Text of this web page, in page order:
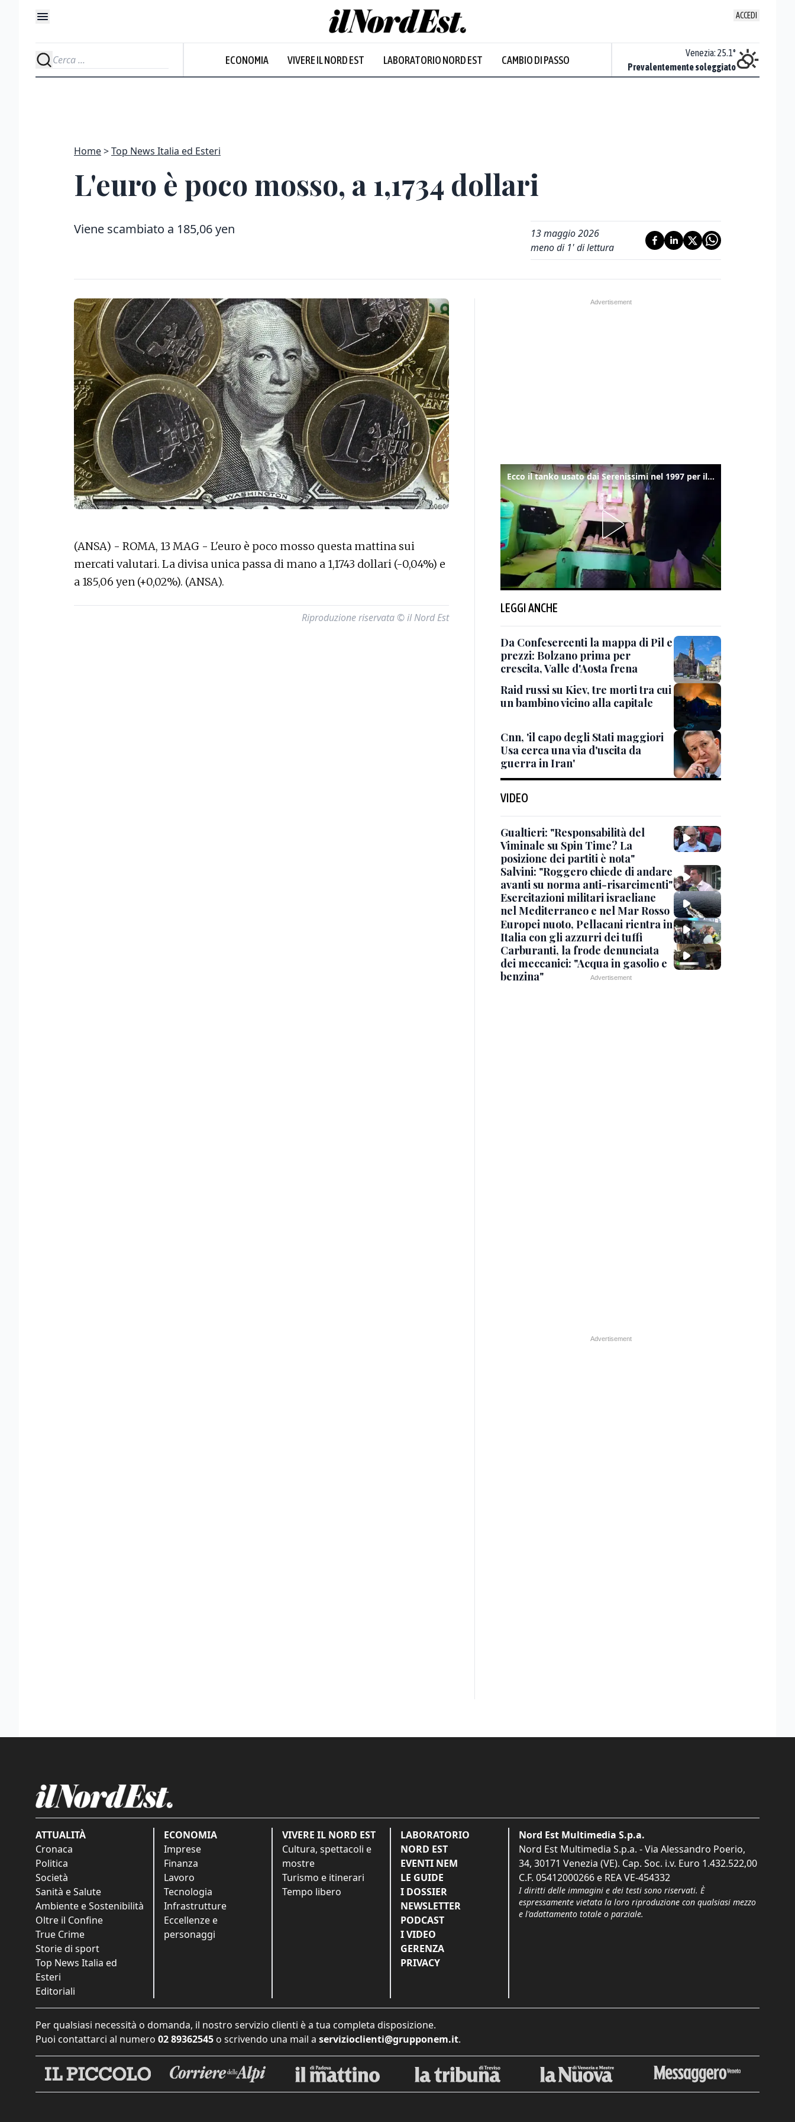
ACCEDI
ECONOMIA VIVERE IL NORD EST LABORATORIO NORD EST CAMBIO DI PASSO
Prevalentemente soleggiato
Venezia: 25.1°
Prevalentemente soleggiato
Home Top News Italia ed Esteri
L'euro è poco mosso, a 1,1734 dollari
Viene scambiato a 185,06 yen
13 maggio 2026
meno di 1' di lettura
(ANSA) - ROMA, 13 MAG - L'euro è poco mosso questa mattina sui
mercati valutari. La divisa unica passa di mano a 1,1743 dollari (-0,04%) e
a 185,06 yen (+0,02%). (ANSA).
Riproduzione riservata © il Nord Est
Ecco il tanko usato dai Serenissimi nel 1997 per il blitz a San Marco
LEGGI ANCHE
Da Confesercenti la mappa di Pil e
prezzi: Bolzano prima per
crescita, Valle d'Aosta frena
Raid russi su Kiev, tre morti tra cui
un bambino vicino alla capitale
Cnn, 'il capo degli Stati maggiori
Usa cerca una via d'uscita da
guerra in Iran'
VIDEO
Gualtieri: "Responsabilità del
Viminale su Spin Time? La
posizione dei partiti è nota"
Salvini: "Roggero chiede di andare
avanti su norma anti-risarcimenti"
Esercitazioni militari israeliane
nel Mediterraneo e nel Mar Rosso
Europei nuoto, Pellacani rientra in
Italia con gli azzurri dei tuffi
Carburanti, la frode denunciata
dei meccanici: "Acqua in gasolio e
benzina"
ATTUALITÀ
Cronaca
Politica
Società
Sanità e Salute
Ambiente e Sostenibilità
Oltre il Confine
True Crime
Storie di sport
Top News Italia ed
Esteri
Editoriali
ECONOMIA
Imprese
Finanza
Lavoro
Tecnologia
Infrastrutture
Eccellenze e
personaggi
VIVERE IL NORD EST
Cultura, spettacoli e
mostre
Turismo e itinerari
Tempo libero
LABORATORIO
NORD EST
EVENTI NEM
LE GUIDE
I DOSSIER
NEWSLETTER
PODCAST
I VIDEO
GERENZA
PRIVACY
Nord Est Multimedia S.p.a.
Nord Est Multimedia S.p.a. - Via Alessandro Poerio,
34, 30171 Venezia (VE). Cap. Soc. i.v. Euro 1.432.522,00
C.F. 05412000266 e REA VE-454332
I diritti delle immagini e dei testi sono riservati. È
espressamente vietata la loro riproduzione con qualsiasi mezzo
e l'adattamento totale o parziale.
Per qualsiasi necessità o domanda, il nostro servizio clienti è a tua completa disposizione.
Puoi contattarci al numero 02 89362545 o scrivendo una mail a servizioclienti@grupponem.it.